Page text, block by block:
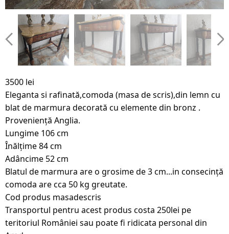
3500 lei
Eleganta si rafinată,comoda (masa de scris),din lemn cu
blat de marmura decorată cu elemente din bronz .
Proveniență Anglia.
Lungime 106 cm
Înălțime 84 cm
Adâncime 52 cm
Blatul de marmura are o grosime de 3 cm...in consecință
comoda are cca 50 kg greutate.
Cod produs masadescris
Transportul pentru acest produs costa 250lei pe
teritoriul României sau poate fi ridicata personal din